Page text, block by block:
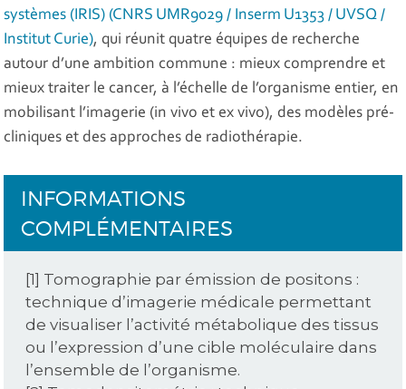
systèmes (IRIS) (CNRS UMR9029 / Inserm U1353 / UVSQ /
Institut Curie), qui réunit quatre équipes de recherche
autour d’une ambition commune : mieux comprendre et
mieux traiter le cancer, à l’échelle de l’organisme entier, en
mobilisant l’imagerie (in vivo et ex vivo), des modèles pré-
cliniques et des approches de radiothérapie.
INFORMATIONS
COMPLÉMENTAIRES
[1] Tomographie par émission de positons :
technique d’imagerie médicale permettant
de visualiser l’activité métabolique des tissus
ou l’expression d’une cible moléculaire dans
l’ensemble de l’organisme.